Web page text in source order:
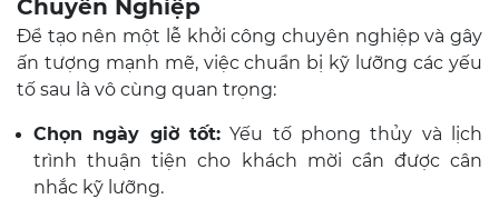
Chuyên Nghiệp
Để tạo nên một lễ khởi công chuyên nghiệp và gây
ấn tượng mạnh mẽ, việc chuẩn bị kỹ lưỡng các yếu
tố sau là vô cùng quan trọng:
Chọn ngày giờ tốt: Yếu tố phong thủy và lịch
trình thuận tiện cho khách mời cần được cân
nhắc kỹ lưỡng.